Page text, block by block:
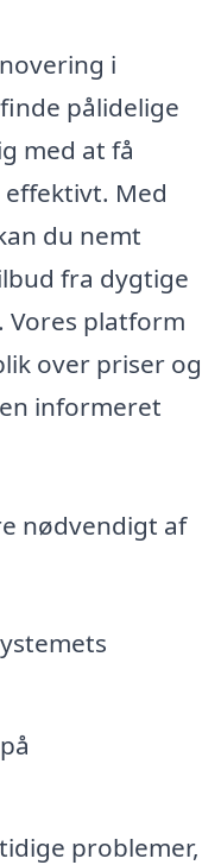
i
pålidelige
med at få
Med
du nemt
fra dygtige
platform
over priser og
informeret
nødvendigt af
problemer,